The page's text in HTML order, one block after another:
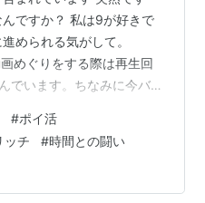
ですか？ 私は9が好きで
められる気がして。
めぐりをする際は再生回
でいます。ちなみに今バイ
びリッチのポイントが9ま
許す限りアンケートを回
り越えましたが、肝心の9
上はまだ先といったとこ
#ポイ活
ッチ #時間との闘い